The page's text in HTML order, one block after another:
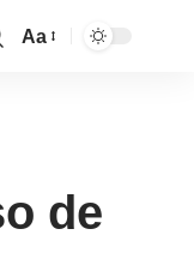
Aa
de